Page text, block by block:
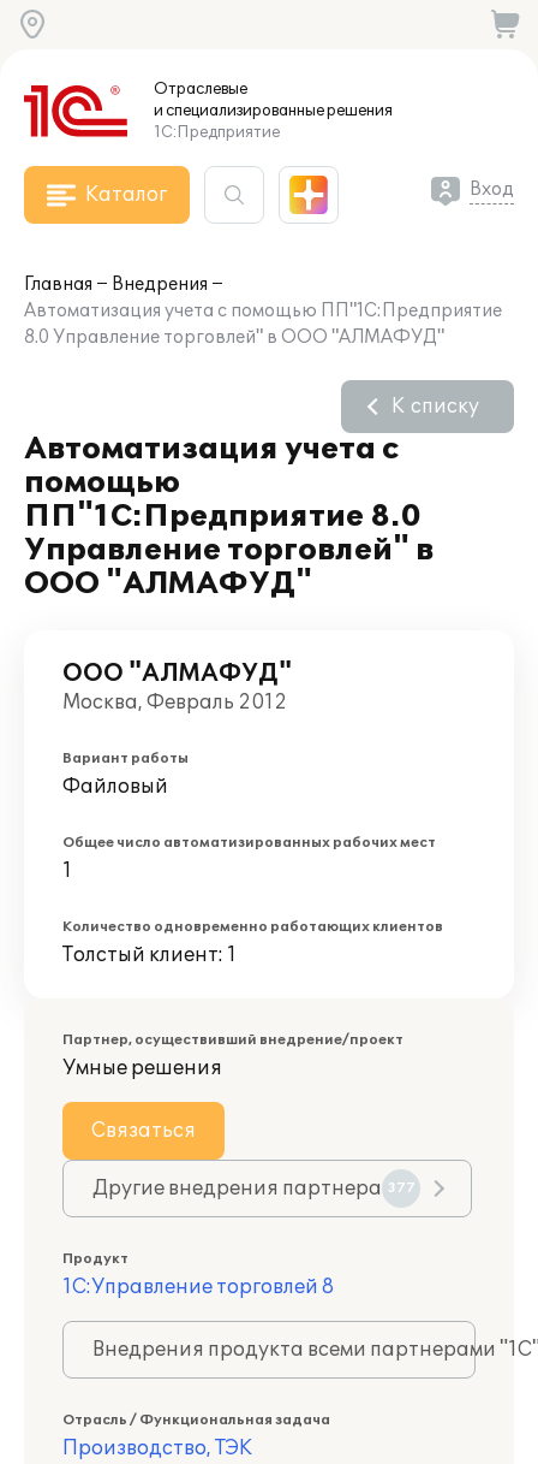
Отраслевые
и специализированныерешения
1С:Предприятие
Каталог Вход
Главная
Внедрения
Автоматизация учета с помощью ПП"1С:Предприятие
8.0 Управление торговлей" в ООО "АЛМАФУД"
Автоматизация учета с
помощью
ПП"1С:Предприятие 8.0
Управление торговлей" в
ООО "АЛМАФУД"
К списку
ООО "АЛМАФУД"
Москва, Февраль 2012
Вариант работы
Файловый
Общее число автоматизированных рабочих мест
1
Количество одновременно работающих клиентов
Толстый клиент: 1
Партнер, осуществивший внедрение/проект
Умные решения
Связаться
Другие внедрения партнера 377
Продукт
1С:Управление торговлей 8
Внедрения продукта всеми партнерами
Отрасль / Функциональная задача
Производство, ТЭК